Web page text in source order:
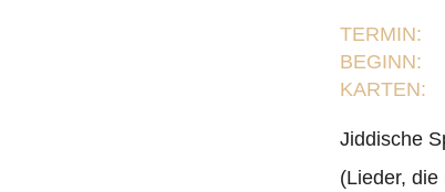
TERMIN:
BEGINN:
KARTEN:
Jiddische
(Lieder,